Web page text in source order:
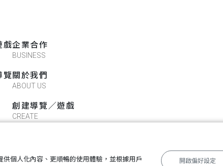
戲
覽
企業合作
BUSINESS
關於我們
ABOUT US
創建導覽／遊戲
CREATE
個人化內容、更順暢的使用體驗，並根據用戶 開啟偏好設定